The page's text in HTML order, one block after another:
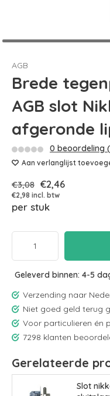
AGB
Brede
AGB slot
afgeronde
0 beoordeling
Aan verlanglijst
€3,08 €2,46
€2,98 incl. btw
per stuk
Geleverd binnen: 4-5
Verzending naar
Niet goed geld terug
Voor particulieren én
7298 klanten
Gerelateerde
Slot